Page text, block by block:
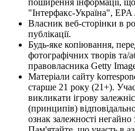
поширення інформації,
"Інтерфакс-Україна",
Власник веб-сторінки в
публікації.
Будь-яке копіювання,
фотографічних творів та/
правовласника Getty
Матеріали сайту
старше 21 року (21+).
викликати ігрову
(принципів)
ознак залежності негайно